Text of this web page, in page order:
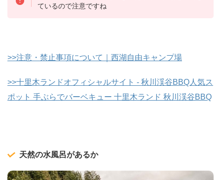
ているので注意ですね
>>注意・禁止事項について｜西湖自由キャンプ場
>>十里木ランドオフィシャルサイト - 秋川渓谷BBQ人気ス
ポット 手ぶらでバーベキュー 十里木ランド 秋川渓谷BBQ
天然の水風呂があるか